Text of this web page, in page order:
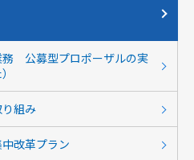
務 公募型プロポーザルの実
組み
改革プラン